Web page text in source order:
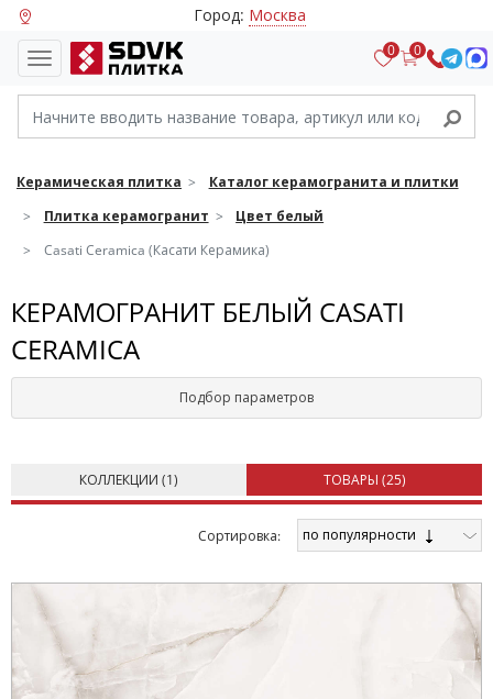
Город: Москва
0 0
Керамическая плитка
Каталог керамогранита и плитки
Плитка керамогранит
Цвет белый
Casati Ceramica (Касати Керамика)
КЕРАМОГРАНИТ БЕЛЫЙ CASATI
CERAMICA
Подбор параметров
КОЛЛЕКЦИИ (1) ТОВАРЫ (25)
Cортировка: по популярности